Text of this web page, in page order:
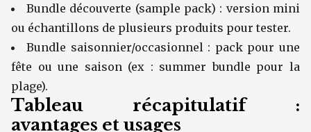
Bundle découverte (sample pack) : version mini
ou échantillons de plusieurs produits pour tester.
Bundle saisonnier/occasionnel : pack pour une
fête ou une saison (ex : summer bundle pour la
plage).
Tableau récapitulatif :
avantages et usages